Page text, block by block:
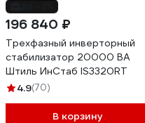
196 840 ₽
Трехфазный инверторный
стабилизатор 20000 ВА
Штиль ИнСтаб IS3320RT
4.9(70)
В корзину